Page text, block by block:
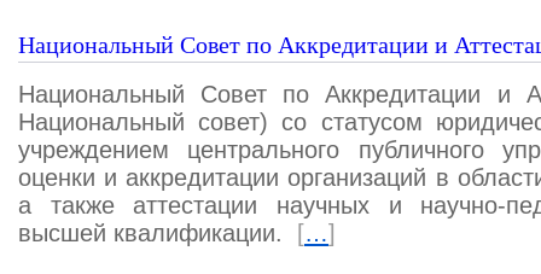
Национальный Совет по Аккредитации и
Национальный Совет по Аккредитации и
Национальный совет) со статусом
учреждением центрального публичного
оценки и аккредитации организаций в
а также аттестации научных и научно-
высшей квалификации.
[…]